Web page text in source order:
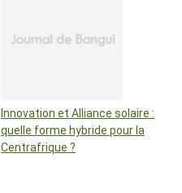
Innovation et Alliance solaire :
quelle forme hybride pour la
Centrafrique ?